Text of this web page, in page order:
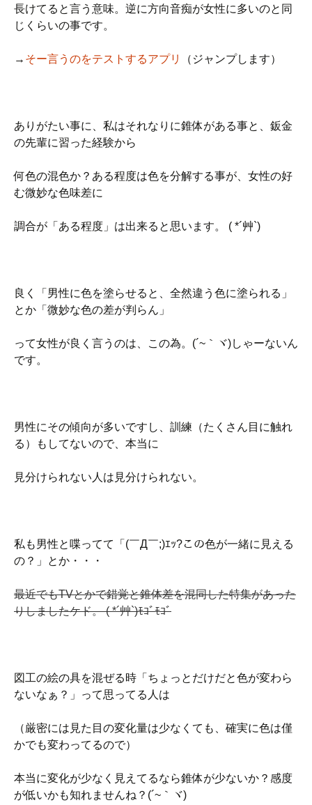
長けてると言う意味。逆に方向音痴が女性に多いのと同
じくらいの事です。
→ そー言うのをテストするアプリ （ジャンプします）
ありがたい事に、私はそれなりに錐体がある事と、鈑金
の先輩に習った経験から
何色の混色か？ある程度は色を分解する事が、女性の好
む微妙な色味差に
調合が「ある程度」は出来ると思います。 ( *´艸`)
良く「男性に色を塗らせると、全然違う色に塗られる」
とか「微妙な色の差が判らん」
って女性が良く言うのは、この為。(´~｀ヾ)しゃーないん
です。
男性にその傾向が多いですし、訓練（たくさん目に触れ
る）もしてないので、本当に
見分けられない人は見分けられない。
私も男性と喋ってて「(￣Д￣;)ｴｯ?この色が一緒に見える
の？」とか・・・
最近でもTVとかで錯覚と錐体差を混同した特集があった
りしましたケド。 ( *´艸`)ﾓｺﾞﾓｺﾞ
図工の絵の具を混ぜる時「ちょっとだけだと色が変わら
ないなぁ？」って思ってる人は
（厳密には見た目の変化量は少なくても、確実に色は僅
かでも変わってるので）
本当に変化が少なく見えてるなら錐体が少ないか？感度
が低いかも知れませんね？(´~｀ヾ)